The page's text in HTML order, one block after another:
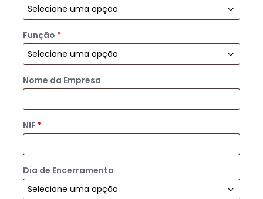
Função *
Nome da Empresa
NIF *
Dia de Encerramento